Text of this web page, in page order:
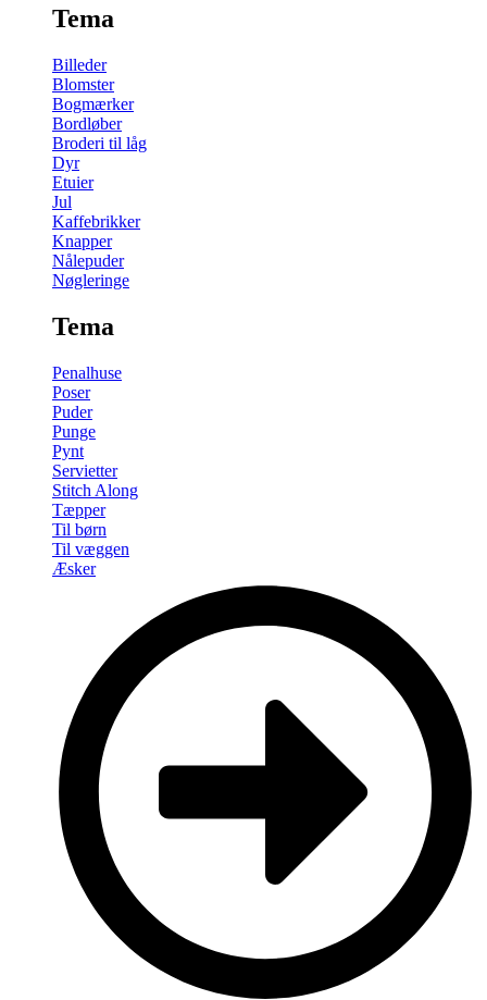
Tema
Billeder
Blomster
Bogmærker
Bordløber
Broderi til låg
Dyr
Etuier
Jul
Kaffebrikker
Knapper
Nålepuder
Nøgleringe
Tema
Penalhuse
Poser
Puder
Punge
Pynt
Servietter
Stitch Along
Tæpper
Til børn
Til væggen
Æsker